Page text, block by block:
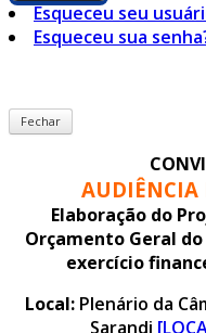
Esqueceu seu
Esqueceu sua
Fechar
AUDIÊNCIA
Elaboração do
Orçamento Geral
exercício
Local: Plenário da
Sarandi